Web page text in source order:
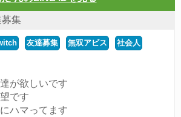
募集
友達募集 無双アビス 社会人
が欲しいです
です
ハマってます